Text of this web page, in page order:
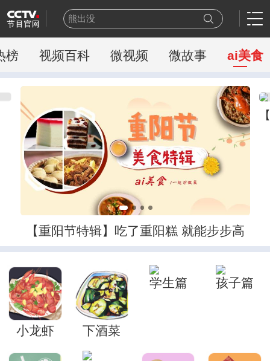
熊出没
新闻周刊
豪门盛宴
乒乓球
新闻联播
世界杯
榜 视频百科 微视频 微故事 ai美食
【重阳节特辑】吃了重阳糕 就能步步高
小龙虾 下酒菜
学生篇 孩子篇